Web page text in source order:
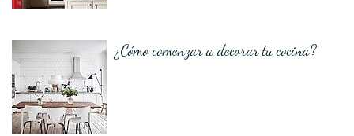
¿Cómo comenzar a decorar tu cocina?